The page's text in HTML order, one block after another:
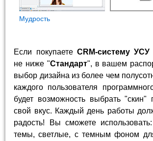
Мудрость
Если покупаете CRM-систему УСУ
не ниже "Стандарт", в вашем
выбор дизайна из более чем
каждого пользователя
будет возможность выбрать
свой вкус. Каждый день работы
радость! Вы сможете использовать:
темы, светлые, с темным фоном